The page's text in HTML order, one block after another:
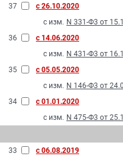
37
с 26.10.2020
с изм. N 331-Ф3 от
36
с 14.06.2020
с изм. N 431-Ф3 от
35
с 05.05.2020
с изм. N 146-Ф3 от
34
с 01.01.2020
с изм. N 475-Ф3 от
33
с 06.08.2019